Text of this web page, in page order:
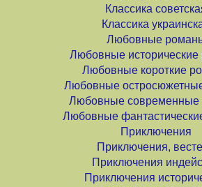
Классика
Классика
Любовные
Любовные
Любовные короткие
Любовные
Любовные современные
Любовные
Приключения
Приключения,
Приключения
Приключения